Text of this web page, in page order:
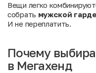
Вещи легко
собрать мужской
И не переплатить.
Почему
в Мегахенд